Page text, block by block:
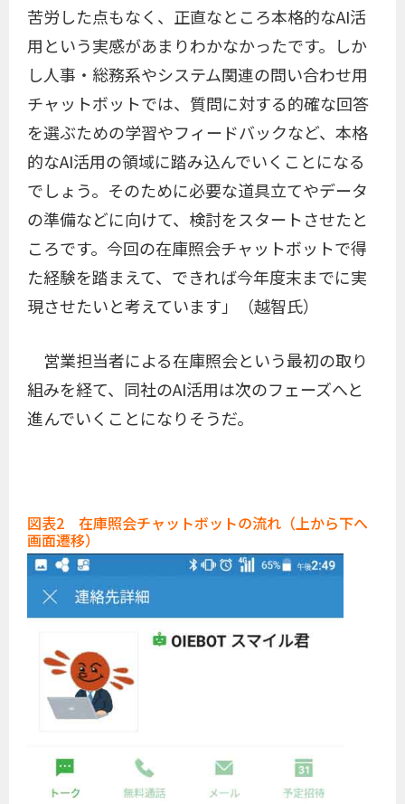
苦労した点もなく、正直なところ本格的なAI活
用という実感があまりわかなかったです。しか
し人事・総務系やシステム関連の問い合わせ用
チャットボットでは、質問に対する的確な回答
を選ぶための学習やフィードバックなど、本格
的なAI活用の領域に踏み込んでいくことになる
でしょう。そのために必要な道具立てやデータ
の準備などに向けて、検討をスタートさせたと
ころです。今回の在庫照会チャットボットで得
た経験を踏まえて、できれば今年度末までに実
現させたいと考えています」（越智氏）
営業担当者による在庫照会という最初の取り
組みを経て、同社のAI活用は次のフェーズへと
進んでいくことになりそうだ。
図表2 在庫照会チャットボットの流れ（上から下へ
画面遷移）